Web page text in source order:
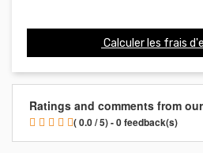
Calculer les frais
Ratings and comments from
( 0.0 / 5) - 0 feedback(s)